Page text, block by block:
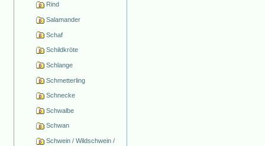
Rind
Salamander
Schaf
Schildkröte
Schlange
Schmetterling
Schnecke
Schwalbe
Schwan
Schwein / Wildschwein /